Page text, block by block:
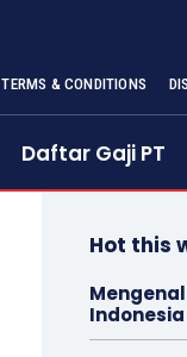
TERMS & CONDITIONS
Daftar Gaji PT
Hot this
Indonesia